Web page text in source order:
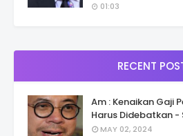
01:03
RECENT
Am : Kenaikan Gaji
Harus Didebatkan -
MAY 02, 2024